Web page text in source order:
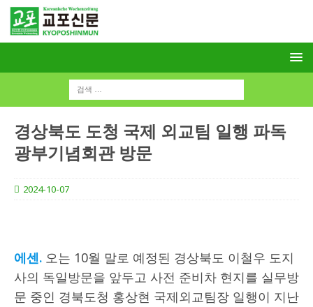
경상북도 도청 국제 외교팀 일행 파독
광부기념회관 방문
2024-10-07
에센. 오는 10월 말로 예정된 경상북도 이철우 도지
사의 독일방문을 앞두고 사전 준비차 현지를 실무방
문 중인 경북도청 홍상현 국제외교팀장 일행이 지난